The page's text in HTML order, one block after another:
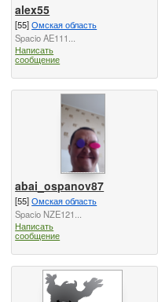
alex55
[55]Омская область
Spacio AE111...
Написать
сообщение
abai_ospanov87
[55]Омская область
Spacio NZE121...
Написать
сообщение